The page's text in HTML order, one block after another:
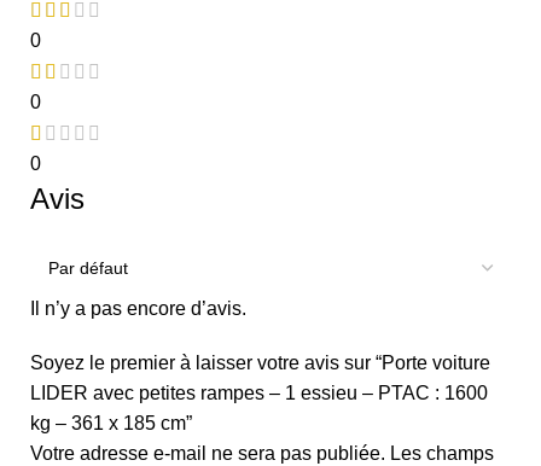
0
0
0
Avis
Il n’y a pas encore d’avis.
Soyez le premier à laisser votre avis sur “Porte voiture
LIDER avec petites rampes – 1 essieu – PTAC : 1600
kg – 361 x 185 cm”
Votre adresse e-mail ne sera pas publiée. Les champs